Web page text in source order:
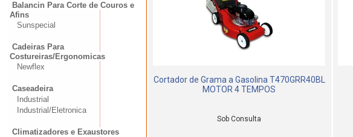
Balancin Para Corte de Couros e
Afins
Sunspecial
Cadeiras Para
Costureiras/Ergonomicas
Newflex
Caseadeira
Industrial
Industrial/Eletronica
Climatizadores e Exaustores
Cortador de Grama a Gasolina T470GRR40BL
MOTOR 4 TEMPOS
Sob Consulta